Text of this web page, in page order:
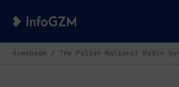
Homepage The Polish National Radio